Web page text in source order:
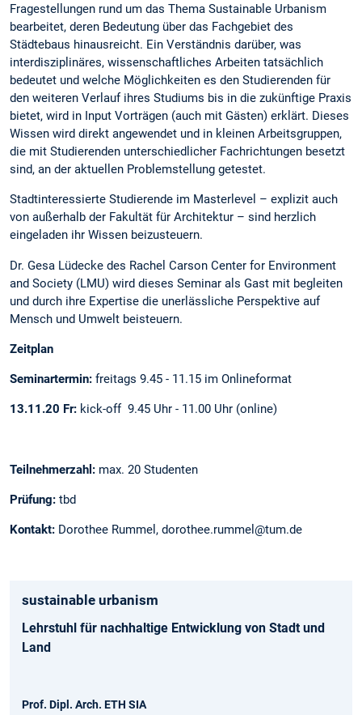
Fragestellungen rund um das Thema Sustainable Urbanism
bearbeitet, deren Bedeutung über das Fachgebiet des
Städtebaus hinausreicht. Ein Verständnis darüber, was
interdisziplinäres, wissenschaftliches Arbeiten tatsächlich
bedeutet und welche Möglichkeiten es den Studierenden für
den weiteren Verlauf ihres Studiums bis in die zukünftige Praxis
bietet, wird in Input Vorträgen (auch mit Gästen) erklärt. Dieses
Wissen wird direkt angewendet und in kleinen Arbeitsgruppen,
die mit Studierenden unterschiedlicher Fachrichtungen besetzt
sind, an der aktuellen Problemstellung getestet.
Stadtinteressierte Studierende im Masterlevel – explizit auch
von außerhalb der Fakultät für Architektur – sind herzlich
eingeladen ihr Wissen beizusteuern.
Dr. Gesa Lüdecke des Rachel Carson Center for Environment
and Society (LMU) wird dieses Seminar als Gast mit begleiten
und durch ihre Expertise die unerlässliche Perspektive auf
Mensch und Umwelt beisteuern.
Zeitplan
Seminartermin: freitags 9.45 - 11.15 im Onlineformat
13.11.20 Fr: kick-off 9.45 Uhr - 11.00 Uhr (online)
Teilnehmerzahl: max. 20 Studenten
Prüfung: tbd
Kontakt: Dorothee Rummel, dorothee.rummel@tum.de
sustainable urbanism
Lehrstuhl für nachhaltige Entwicklung von Stadt und
Land
Prof. Dipl. Arch. ETH SIA